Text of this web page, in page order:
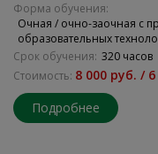
Форма обучения:
Очная / очно-заочная с
образовательных
Срок обучения: 320 часов
Стоимость: 8 000 руб. /
Подробнее